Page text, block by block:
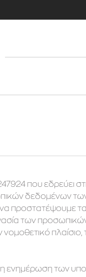
που εδρεύει
δεδομένων
προστατέψουμε
των
πλαίσιο,
ενημέρωση των